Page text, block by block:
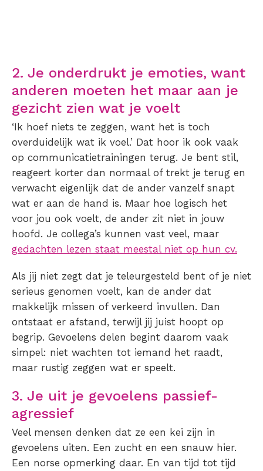
2. Je onderdrukt je emoties, want
anderen moeten het maar aan je
gezicht zien wat je voelt
‘Ik hoef niets te zeggen, want het is toch
overduidelijk wat ik voel.’ Dat hoor ik ook vaak
op communicatietrainingen terug. Je bent stil,
reageert korter dan normaal of trekt je terug en
verwacht eigenlijk dat de ander vanzelf snapt
wat er aan de hand is. Maar hoe logisch het
voor jou ook voelt, de ander zit niet in jouw
hoofd. Je collega’s kunnen vast veel, maar
gedachten lezen staat meestal niet op hun cv.
Als jij niet zegt dat je teleurgesteld bent of je niet
serieus genomen voelt, kan de ander dat
makkelijk missen of verkeerd invullen. Dan
ontstaat er afstand, terwijl jij juist hoopt op
begrip. Gevoelens delen begint daarom vaak
simpel: niet wachten tot iemand het raadt,
maar rustig zeggen wat er speelt.
3. Je uit je gevoelens passief-
agressief
Veel mensen denken dat ze een kei zijn in
gevoelens uiten. Een zucht en een snauw hier.
Een norse opmerking daar. En van tijd tot tijd